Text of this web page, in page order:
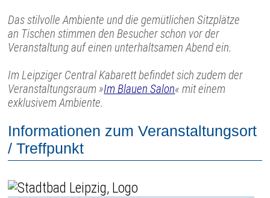
Das stilvolle Ambiente und die gemütlichen Sitzplätze
an Tischen stimmen den Besucher schon vor der
Veranstaltung auf einen unterhaltsamen Abend ein.
Im Leipziger Central Kabarett befindet sich zudem der
Veranstaltungsraum »Im Blauen Salon« mit einem
exklusivem Ambiente.
Informationen zum Veranstaltungsort
/ Treffpunkt